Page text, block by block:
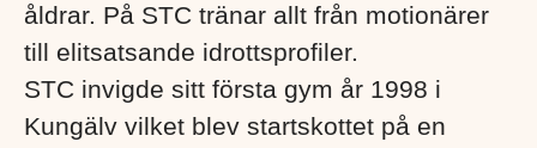
åldrar. På STC tränar allt från motionärer
till elitsatsande idrottsprofiler.
STC invigde sitt första gym år 1998 i
Kungälv vilket blev startskottet på en